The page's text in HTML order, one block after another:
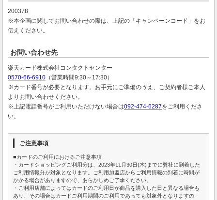
200378
※本企画に関してお問い合わせの際は、上記の「キャンペーンコード」をお
伝えください。
お問い合わせ先
楽天カード株式会社コンタクトセンター
0570-66-6910 （営業時間9:30～17:30）
※カード番号が必要となります。お手元にご準備のうえ、ご契約者様ご本人
よりお問い合わせください。
※上記電話番号がご利用いただけない場合は092-474-6287をご利用くださ
い。
ご注意事項
■カードのご利用におけるご注意事項
・カードショッピングご利用分は、2023年11月30日(木)までに弊社に到着した
ご利用情報分が対象となります。ご利用加盟店からご利用情報の到着に時間が
かかる場合がありますので、あらかじめご了承ください。
・ご利用店舗によってはカードのご利用日が商品を購入した日と異なる場合も
あり、その場合はカードご利用期間のご利用であっても対象外となりますの